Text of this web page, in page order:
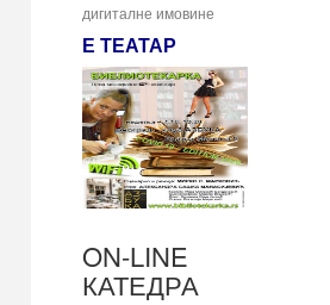
Е ТЕАТАР
ON-LINE
КАТЕДРА